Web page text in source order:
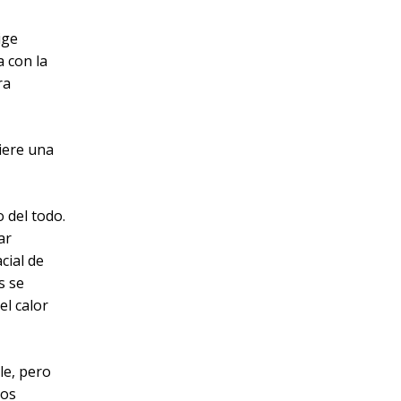
con la
una
del todo.
de
se
calor
pero